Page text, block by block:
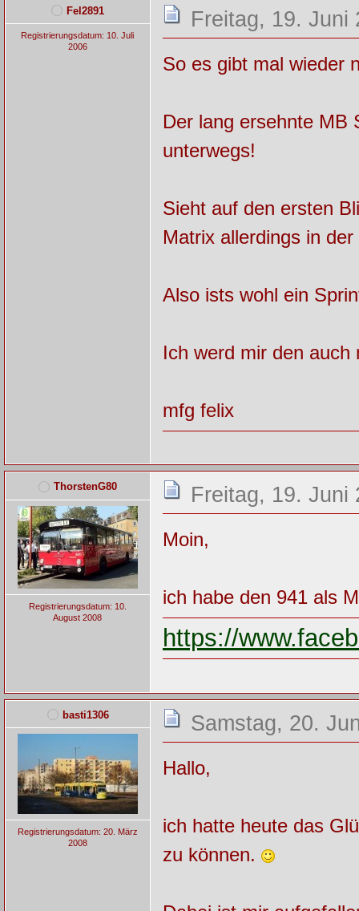
Fel2891
Registrierungsdatum: 10. Juli
2006
Freitag, 19. Juni
So es gibt mal wieder
Der lang ersehnte MB
unterwegs!
Sieht auf den ersten
Matrix allerdings in
Also ists wohl ein
Ich werd mir den auch
mfg felix
ThorstenG80
Registrierungsdatum: 10.
August 2008
Freitag, 19. Juni
Moin,
ich habe den 941 als
https://
basti1306
Registrierungsdatum: 20. März
2008
Samstag, 20.
Hallo,
ich hatte heute das
zu können.